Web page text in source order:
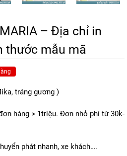
– Địa chỉ in
thước mẫu mã
tráng gương )
hàng > 1triệu. Đơn nhỏ phí từ 30k-
phát nhanh, xe khách….